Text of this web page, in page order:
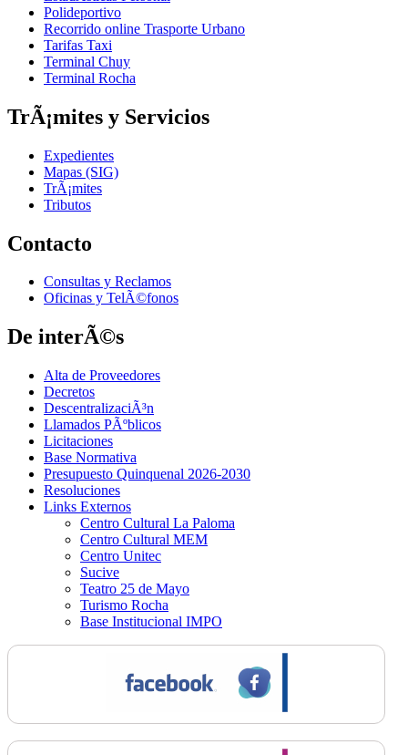
Polideportivo
Recorrido online Trasporte Urbano
Tarifas Taxi
Terminal Chuy
Terminal Rocha
TrÃ¡mites y Servicios
Expedientes
Mapas (SIG)
TrÃ¡mites
Tributos
Contacto
Consultas y Reclamos
Oficinas y TelÃ©fonos
De interÃ©s
Alta de Proveedores
Decretos
DescentralizaciÃ³n
Llamados PÃºblicos
Licitaciones
Base Normativa
Presupuesto Quinquenal 2026-2030
Resoluciones
Links Externos
Centro Cultural La Paloma
Centro Cultural MEM
Centro Unitec
Sucive
Teatro 25 de Mayo
Turismo Rocha
Base Institucional IMPO